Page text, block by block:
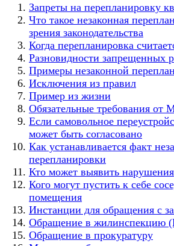
Запреты на перепланировку
Что такое незаконная
зрения законодательства
Когда перепланировка
Разновидности запрещенных
Примеры незаконной
Исключения из правил
Пример из жизни
Обязательные требования от
Если самовольное
может быть согласовано
Как устанавливается факт
перепланировки
Кто может выявить нарушения
Кого могут пустить к себе
помещения
Инстанции для обращения с
Обращение в жилинспекцию
Обращение в прокуратуру